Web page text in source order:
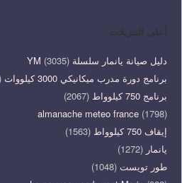
أعلى التنزيلات
دليل صيانة يانمار سلسلة YM (3035)
برنامج دورة مدرب ميكانيكي 3000 كيلووات
برنامج 750 كيلوواط
(2067)
almanache meteo france (1798)
إيقاف 750 كيلوواط
(1563)
يانمار (1272)
طور تويست (1048)